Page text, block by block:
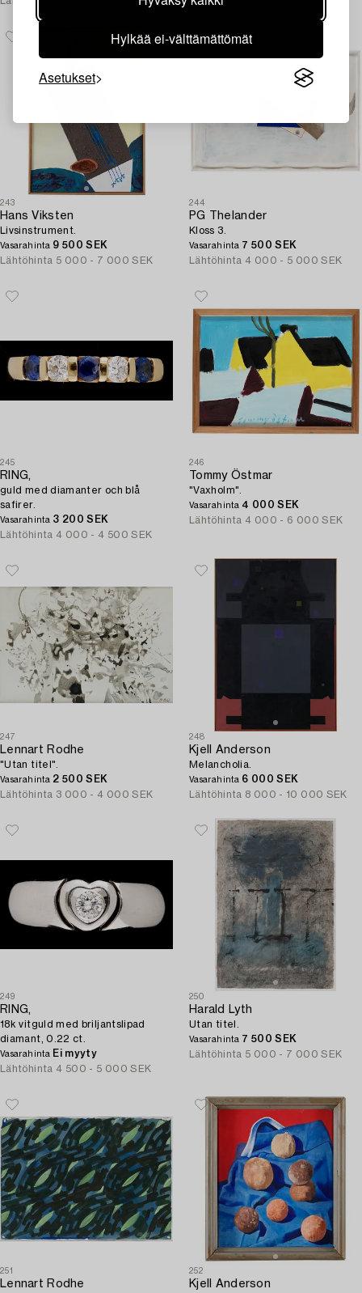
Hylkää ei-välttämättömät
Asetukset
243
Hans Viksten
Livsinstrument.
Vasarahinta 9 500 SEK
Lähtöhinta 5 000 - 7 000 SEK
244
PG Thelander
Kloss 3.
Vasarahinta 7 500 SEK
Lähtöhinta 4 000 - 5 000 SEK
245
RING,
guld med diamanter och blå
safirer.
Vasarahinta 3 200 SEK
Lähtöhinta 4 000 - 4 500 SEK
246
Tommy Östmar
"Vaxholm".
Vasarahinta 4 000 SEK
Lähtöhinta 4 000 - 6 000 SEK
247
Lennart Rodhe
"Utan titel".
Vasarahinta 2 500 SEK
Lähtöhinta 3 000 - 4 000 SEK
248
Kjell Anderson
Melancholia.
Vasarahinta 6 000 SEK
Lähtöhinta 8 000 - 10 000 SEK
249
RING,
18k vitguld med briljantslipad
diamant, 0.22 ct.
Vasarahinta Ei myyty
Lähtöhinta 4 500 - 5 000 SEK
250
Harald Lyth
Utan titel.
Vasarahinta 7 500 SEK
Lähtöhinta 5 000 - 7 000 SEK
251
Lennart Rodhe
252
Kjell Anderson